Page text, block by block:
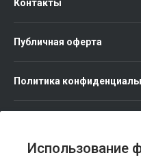
Использование
Контакты
Публичная оферта
Политика